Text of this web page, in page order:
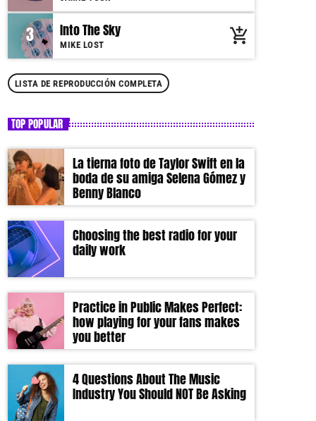
3 Into The Sky
MIKE LOST add_shopping_cart
LISTA DE REPRODUCCIÓN COMPLETA
TOP POPULAR
La tierna foto de Taylor Swift en la
boda de su amiga Selena Gómez y
Benny Blanco
Choosing the best radio for your
daily work
Practice in Public Makes Perfect:
how playing for your fans makes
you better
4 Questions About The Music
Industry You Should NOT Be Asking